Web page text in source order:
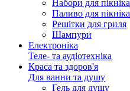
Набори для пікніка
Паливо для пікніка
Решітки для гриля
Шампури
Електроніка
Теле- та аудіотехніка
Краса та здоров'я
Для ванни та душу
Гель для душу